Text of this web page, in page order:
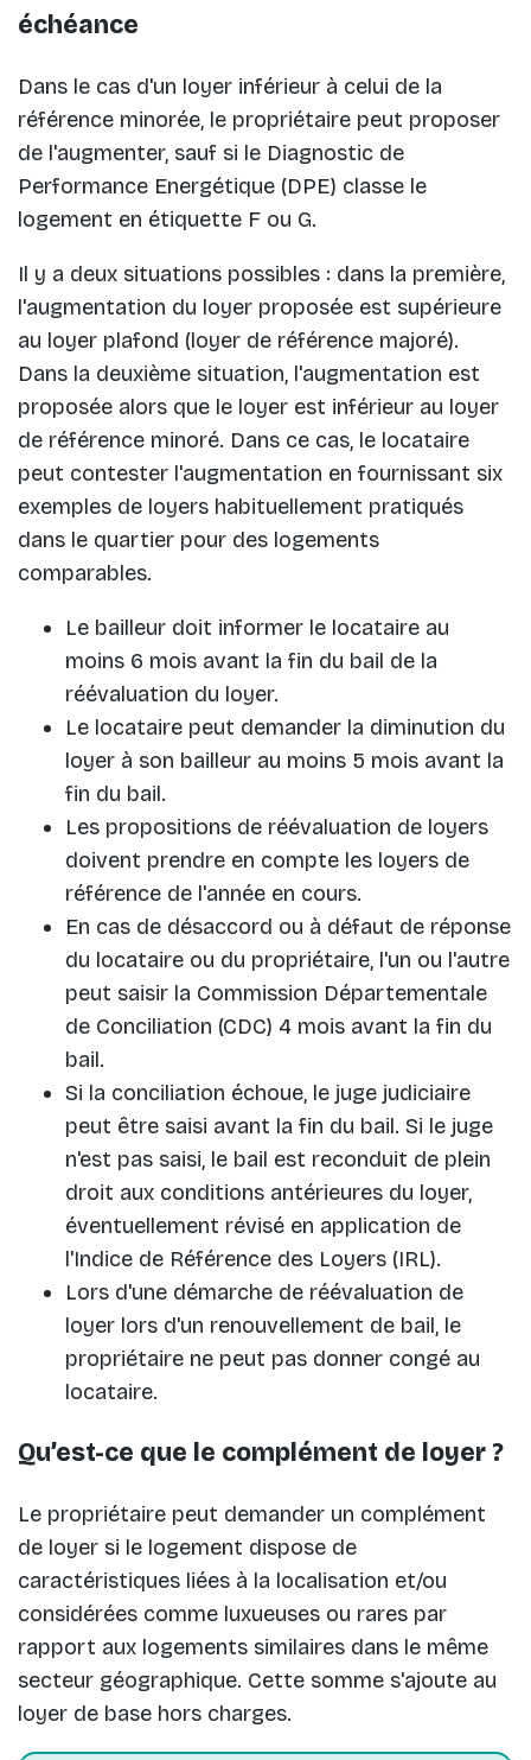
échéance
Dans le cas d'un loyer inférieur à celui de la
référence minorée, le propriétaire peut proposer
de l'augmenter, sauf si le Diagnostic de
Performance Energétique (DPE) classe le
logement en étiquette F ou G.
Il y a deux situations possibles : dans la première,
l'augmentation du loyer proposée est supérieure
au loyer plafond (loyer de référence majoré).
Dans la deuxième situation, l'augmentation est
proposée alors que le loyer est inférieur au loyer
de référence minoré. Dans ce cas, le locataire
peut contester l'augmentation en fournissant six
exemples de loyers habituellement pratiqués
dans le quartier pour des logements
comparables.
Le bailleur doit informer le locataire au
moins 6 mois avant la fin du bail de la
réévaluation du loyer.
Le locataire peut demander la diminution du
loyer à son bailleur au moins 5 mois avant la
fin du bail.
Les propositions de réévaluation de loyers
doivent prendre en compte les loyers de
référence de l'année en cours.
En cas de désaccord ou à défaut de réponse
du locataire ou du propriétaire, l'un ou l'autre
peut saisir la Commission Départementale
de Conciliation (CDC) 4 mois avant la fin du
bail.
Si la conciliation échoue, le juge judiciaire
peut être saisi avant la fin du bail. Si le juge
n'est pas saisi, le bail est reconduit de plein
droit aux conditions antérieures du loyer,
éventuellement révisé en application de
l'Indice de Référence des Loyers (IRL).
Lors d'une démarche de réévaluation de
loyer lors d'un renouvellement de bail, le
propriétaire ne peut pas donner congé au
locataire.
Qu’est-ce que le complément de loyer ?
Le propriétaire peut demander un complément
de loyer si le logement dispose de
caractéristiques liées à la localisation et/ou
considérées comme luxueuses ou rares par
rapport aux logements similaires dans le même
secteur géographique. Cette somme s'ajoute au
loyer de base hors charges.